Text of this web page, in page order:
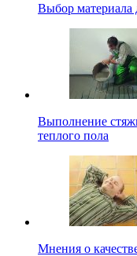
Выбор
Выполнение
теплого пола
Мнения о